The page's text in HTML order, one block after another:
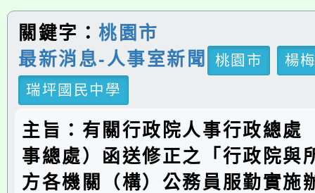
關鍵字：桃園市
最新消息-人事室新聞
桃園市
楊
瑞坪國民中學
主旨：有關行政院人事行政總處
事總處）函送修正之「行政院與
方各機關（構）公務員服勤實施